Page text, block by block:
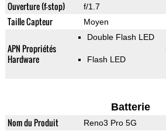
Ouverture (f-stop) f/1.7
Taille Capteur Moyen
APN Propriétés
Hardware
Double Flash LED
Flash LED
Batterie
Nom du Produit Reno3 Pro 5G